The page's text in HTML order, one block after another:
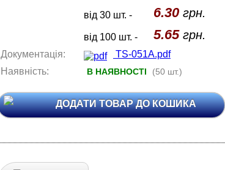
від 30 шт. - 6.30 грн.
від 100 шт. - 5.65грн.
Документація:
TS-051A.pdf
Наявність:
В НАЯВНОСТІ (50 шт.)
ДОДАТИ ТОВАР ДО КОШИКА